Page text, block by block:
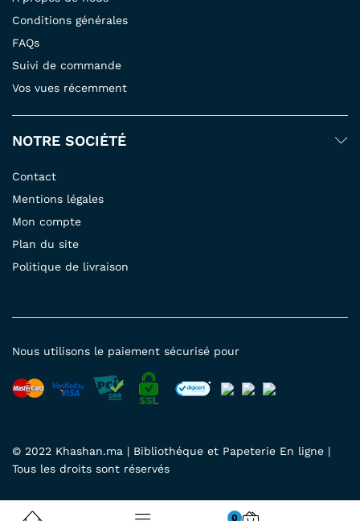
Conditions générales
FAQs
Suivi de commande
Vos vues récemment
NOTRE SOCIÉTÉ
Contact
Mentions légales
Mon compte
Plan du site
Politique de livraison
© 2022 Khashan.ma | Bibliothéque et Papeterie En ligne |
Tous les droits sont réservés
Nous utilisons le paiement sécurisé pour
0